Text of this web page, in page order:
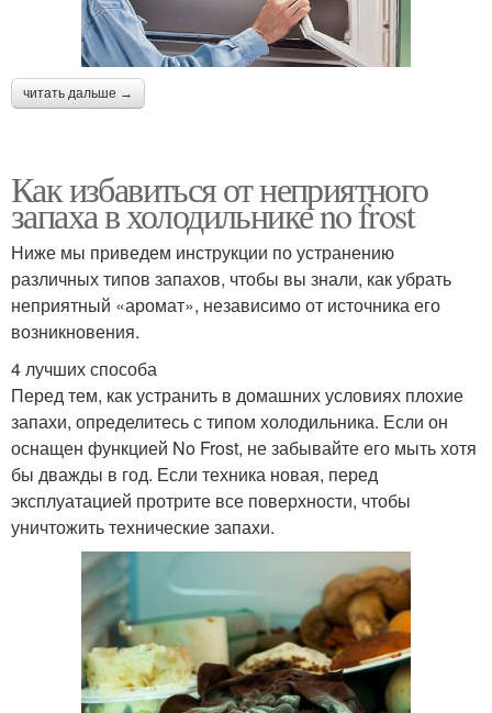
читать дальше →
Как избавиться от неприятного
запаха в холодильнике no frost
Ниже мы приведем инструкции по устранению
различных типов запахов, чтобы вы знали, как убрать
неприятный «аромат», независимо от источника его
возникновения.
4 лучших способа
Перед тем, как устранить в домашних условиях плохие
запахи, определитесь с типом холодильника. Если он
оснащен функцией No Frost, не забывайте его мыть хотя
бы дважды в год. Если техника новая, перед
эксплуатацией протрите все поверхности, чтобы
уничтожить технические запахи.